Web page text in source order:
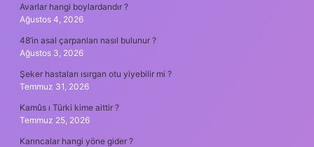
Avarlar hangi boylardandır ?
Ağustos 4, 2026
48’in asal çarpanları nasıl bulunur ?
Ağustos 3, 2026
Şeker hastaları ısırgan otu yiyebilir mi ?
Temmuz 31, 2026
Kamûs ı Türki kime aittir ?
Temmuz 25, 2026
Karıncalar hangi yöne gider ?